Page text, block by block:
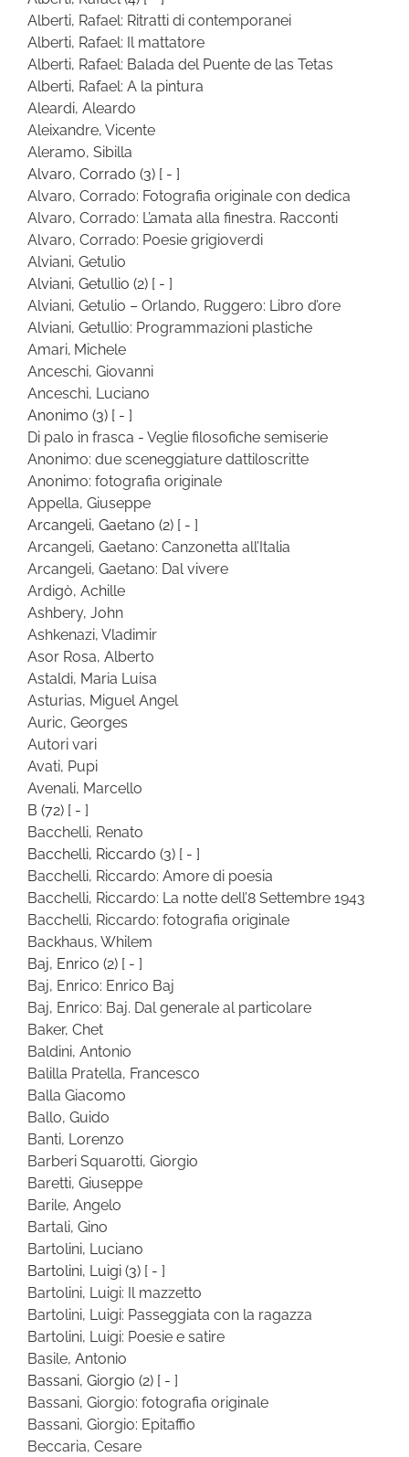
Alberti, Rafael: Ritratti di contemporanei
Alberti, Rafael: Il mattatore
Alberti, Rafael: Balada del Puente de las Tetas
Alberti, Rafael: A la pintura
Aleardi, Aleardo
Aleixandre, Vicente
Aleramo, Sibilla
Alvaro, Corrado (3) [ - ]
Alvaro, Corrado: Fotografia originale con dedica
Alvaro, Corrado: L’amata alla finestra. Racconti
Alvaro, Corrado: Poesie grigioverdi
Alviani, Getulio
Alviani, Getullio (2) [ - ]
Alviani, Getulio – Orlando, Ruggero: Libro d’ore
Alviani, Getullio: Programmazioni plastiche
Amari, Michele
Anceschi, Giovanni
Anceschi, Luciano
Anonimo (3) [ - ]
Di palo in frasca - Veglie filosofiche semiserie
Anonimo: due sceneggiature dattiloscritte
Anonimo: fotografia originale
Appella, Giuseppe
Arcangeli, Gaetano (2) [ - ]
Arcangeli, Gaetano: Canzonetta all’Italia
Arcangeli, Gaetano: Dal vivere
Ardigò, Achille
Ashbery, John
Ashkenazi, Vladimir
Asor Rosa, Alberto
Astaldi, Maria Luisa
Asturias, Miguel Angel
Auric, Georges
Autori vari
Avati, Pupi
Avenali, Marcello
B (72) [ - ]
Bacchelli, Renato
Bacchelli, Riccardo (3) [ - ]
Bacchelli, Riccardo: Amore di poesia
Bacchelli, Riccardo: La notte dell’8 Settembre 1943
Bacchelli, Riccardo: fotografia originale
Backhaus, Whilem
Baj, Enrico (2) [ - ]
Baj, Enrico: Enrico Baj
Baj, Enrico: Baj. Dal generale al particolare
Baker, Chet
Baldini, Antonio
Balilla Pratella, Francesco
Balla Giacomo
Ballo, Guido
Banti, Lorenzo
Barberi Squarotti, Giorgio
Baretti, Giuseppe
Barile, Angelo
Bartali, Gino
Bartolini, Luciano
Bartolini, Luigi (3) [ - ]
Bartolini, Luigi: Il mazzetto
Bartolini, Luigi: Passeggiata con la ragazza
Bartolini, Luigi: Poesie e satire
Basile, Antonio
Bassani, Giorgio (2) [ - ]
Bassani, Giorgio: fotografia originale
Bassani, Giorgio: Epitaffio
Beccaria, Cesare